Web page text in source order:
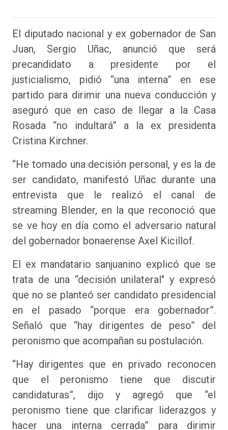
El diputado nacional y ex gobernador de San
Juan, Sergio Uñac, anunció que será
precandidato a presidente por el
justicialismo, pidió “una interna” en ese
partido para dirimir una nueva conducción y
aseguró que en caso de llegar a la Casa
Rosada “no indultará” a la ex presidenta
Cristina Kirchner.
“He tomado una decisión personal, y es la de
ser candidato, manifestó Uñac durante una
entrevista que le realizó el canal de
streaming Blender, en la que reconoció que
se ve hoy en día como el adversario natural
del gobernador bonaerense Axel Kicillof.
El ex mandatario sanjuanino explicó que se
trata de una “decisión unilateral" y expresó
que no se planteó ser candidato presidencial
en el pasado “porque era gobernador”.
Señaló que “hay dirigentes de peso” del
peronismo que acompañan su postulación.
“Hay dirigentes que en privado reconocen
que el peronismo tiene que discutir
candidaturas”, dijo y agregó que “el
peronismo tiene que clarificar liderazgos y
hacer una interna cerrada” para dirimir